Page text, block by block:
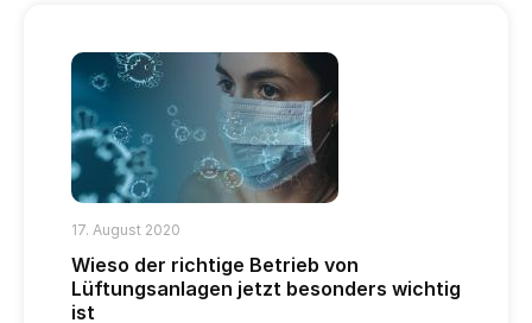
17. August 2020
Wieso der richtige Betrieb von
Lüftungsanlagen jetzt besonders wichtig
ist